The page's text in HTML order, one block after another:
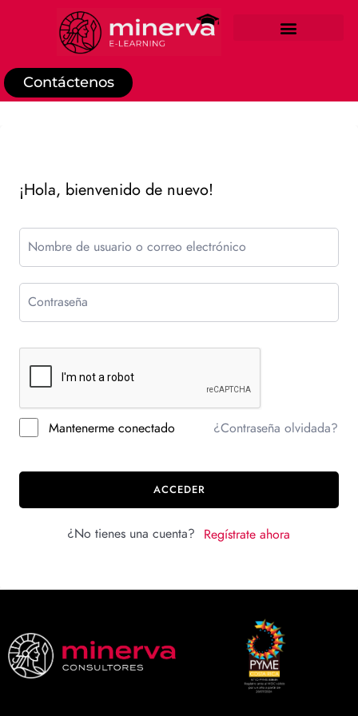
Contáctenos
¡Hola, bienvenido de nuevo!
Mantenerme conectado ¿Contraseña olvidada?
ACCEDER
¿No tienes una cuenta? Regístrate ahora